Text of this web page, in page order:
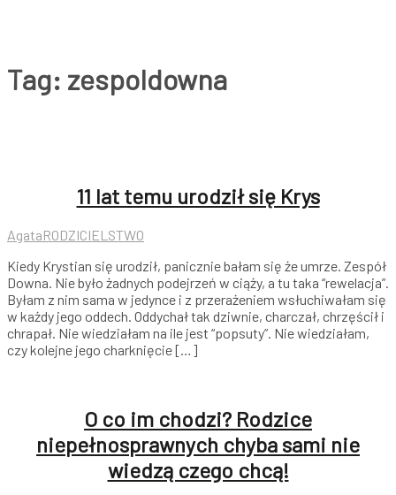
Tag: zespoldowna
11 lat temu urodził się Krys
AgataRODZICIELSTWO
Kiedy Krystian się urodził, panicznie bałam się że umrze. Zespół
Downa. Nie było żadnych podejrzeń w ciąży, a tu taka “rewelacja”.
Byłam z nim sama w jedynce i z przerażeniem wsłuchiwałam się
w każdy jego oddech. Oddychał tak dziwnie, charczał, chrzęścił i
chrapał. Nie wiedziałam na ile jest “popsuty”. Nie wiedziałam,
czy kolejne jego charknięcie […]
O co im chodzi? Rodzice
niepełnosprawnych chyba sami nie
wiedzą czego chcą!